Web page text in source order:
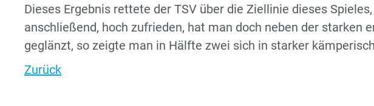
Dieses Ergebnis rettete der TSV über die Ziellinie dieses
anschließend, hoch zufrieden, hat man doch neben der starken
geglänzt, so zeigte man in Hälfte zwei sich in starker
Zurück